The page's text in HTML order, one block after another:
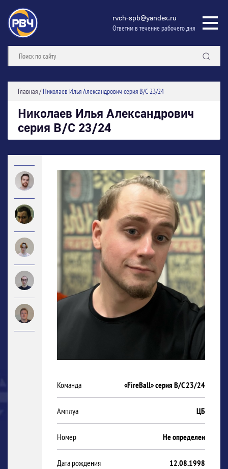
rvch-spb@yandex.ru
Ответим в течение рабочего дня
Главная/Николаев Илья Александрович серия В/С 23/24
Николаев Илья Александрович
серия В/С 23/24
Команда «FireBall» серия В/С 23/24
Амплуа ЦБ
Номер Не определен
Дата рождения 12.08.1998